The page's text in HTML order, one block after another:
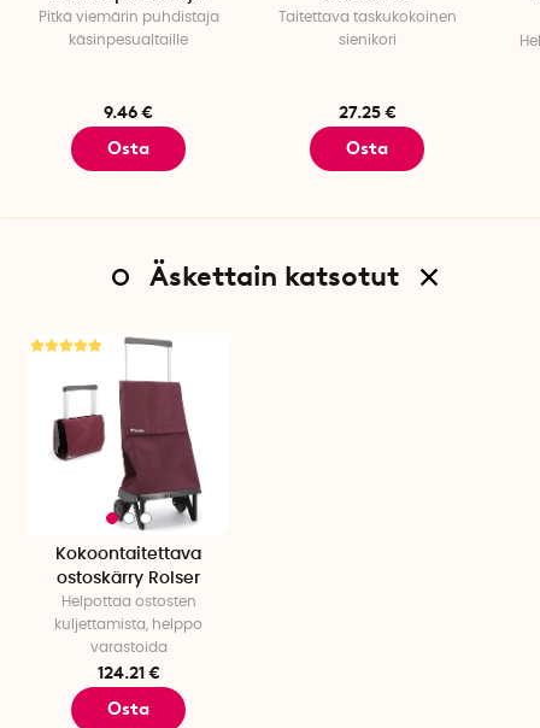
Pitkä viemärin puhdistaja
käsinpesualtaille
9.46 €
Osta
Taitettava taskukokoinen
sienikori
27.25 €
Osta
Äskettain katsotut
Kokoontaitettava
ostoskärry Rolser
Helpottaa ostosten
kuljettamista, helppo
varastoida
124.21 €
Osta